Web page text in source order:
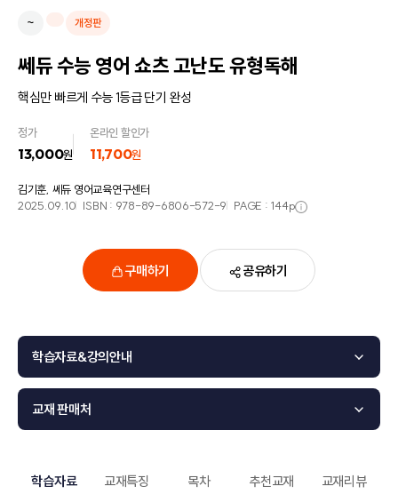
~ 개정판
쎄듀 수능 영어 쇼츠 고난도 유형독해
핵심만 빠르게 수능 1등급 단기 완성
정가
13,000원
온라인 할인가
11,700원
김기훈, 쎄듀 영어교육연구센터
2025.09.10 ISBN : 978-89-6806-572-9 PAGE : 144p
구매하기 공유하기
학습자료&강의안내
교재 판매처
학습자료 교재특징 목차 추천교재 교재리뷰